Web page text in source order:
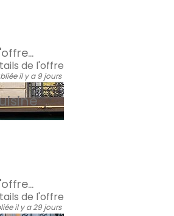
de l'offre
il y a 9 jours
de l'offre
il y a 29 jours